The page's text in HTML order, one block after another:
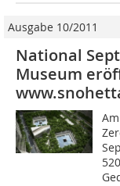
Ausgabe 10/2011
National
Museum